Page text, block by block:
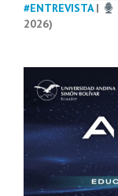
#ENTREVISTA|
2026)